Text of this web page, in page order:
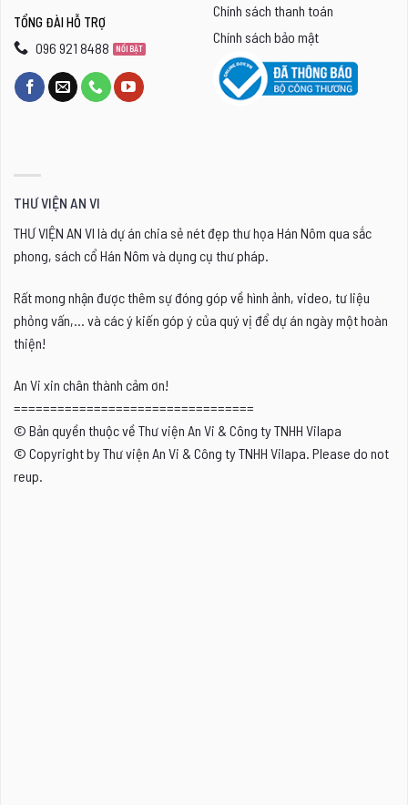
TỔNG ĐÀI HỖ TRỢ
096 921 8488
Chính sách thanh toán
Chính sách bảo mật
THƯ VIỆN AN VI
THƯ VIỆN AN VI là dự án chia sẻ nét đẹp thư họa Hán Nôm qua sắc
phong, sách cổ Hán Nôm và dụng cụ thư pháp.
Rất mong nhận được thêm sự đóng góp về hình ảnh, video, tư liệu
phỏng vấn,... và các ý kiến góp ý của quý vị để dự án ngày một hoàn
thiện!
An Vi xin chân thành cảm ơn!
=================================
© Bản quyền thuộc về Thư viện An Vi & Công ty TNHH Vilapa
© Copyright by Thư viện An Vi & Công ty TNHH Vilapa. Please do not
reup.